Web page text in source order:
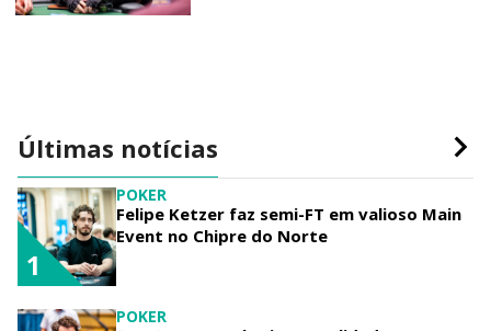
Últimas notícias
POKER
Felipe Ketzer faz semi-FT em valioso Main
Event no Chipre do Norte
1
POKER